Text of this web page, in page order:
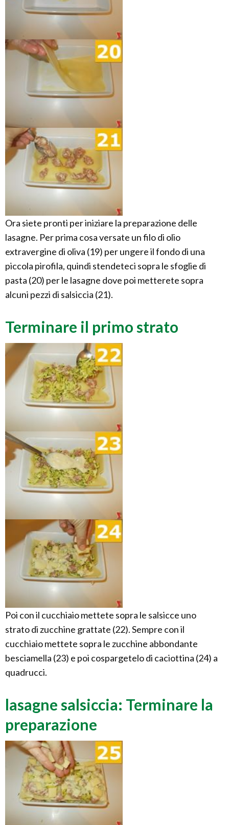
Ora siete pronti per iniziare la preparazione delle
lasagne. Per prima cosa versate un filo di olio
extravergine di oliva (19) per ungere il fondo di una
piccola pirofila, quindi stendeteci sopra le sfoglie di
pasta (20) per le lasagne dove poi metterete sopra
alcuni pezzi di salsiccia (21).
Terminare il primo strato
Poi con il cucchiaio mettete sopra le salsicce uno
strato di zucchine grattate (22). Sempre con il
cucchiaio mettete sopra le zucchine abbondante
besciamella (23) e poi cospargetelo di caciottina (24) a
quadrucci.
lasagne salsiccia: Terminare la
preparazione